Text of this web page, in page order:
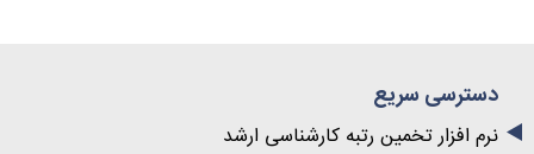
دسترسی سریع
نرم افزار تخمین رتبه کارشناسی ارشد